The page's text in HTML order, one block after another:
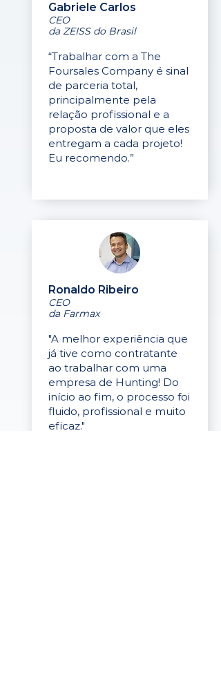
Gabriele Carlos
CEO
da ZEISS do Brasil
“Trabalhar com a The
Foursales Company é sinal
de parceria total,
principalmente pela
relação profissional e a
proposta de valor que eles
entregam a cada projeto!
Eu recomendo.”
Ronaldo Ribeiro
CEO
da Farmax
"A melhor experiência que
já tive como contratante
ao trabalhar com uma
empresa de Hunting! Do
início ao fim, o processo foi
fluido, profissional e muito
eficaz."